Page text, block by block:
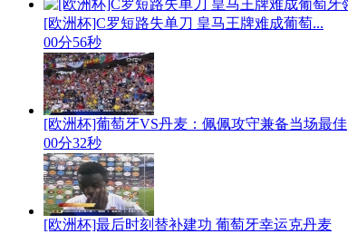
[欧洲杯]C罗短路失单刀 皇马王牌难成葡萄...
00分56秒
[欧洲杯]葡萄牙VS丹麦：佩佩攻守兼备当场最佳
00分32秒
[欧洲杯]最后时刻替补建功 葡萄牙幸运克丹麦